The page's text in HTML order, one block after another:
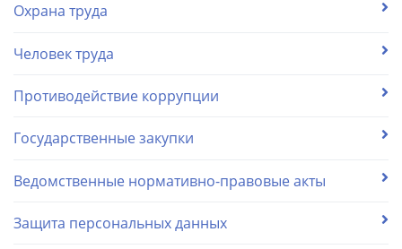
Охрана труда
Человек труда
Противодействие коррупции
Государственные закупки
Ведомственные нормативно-правовые акты
Защита персональных данных